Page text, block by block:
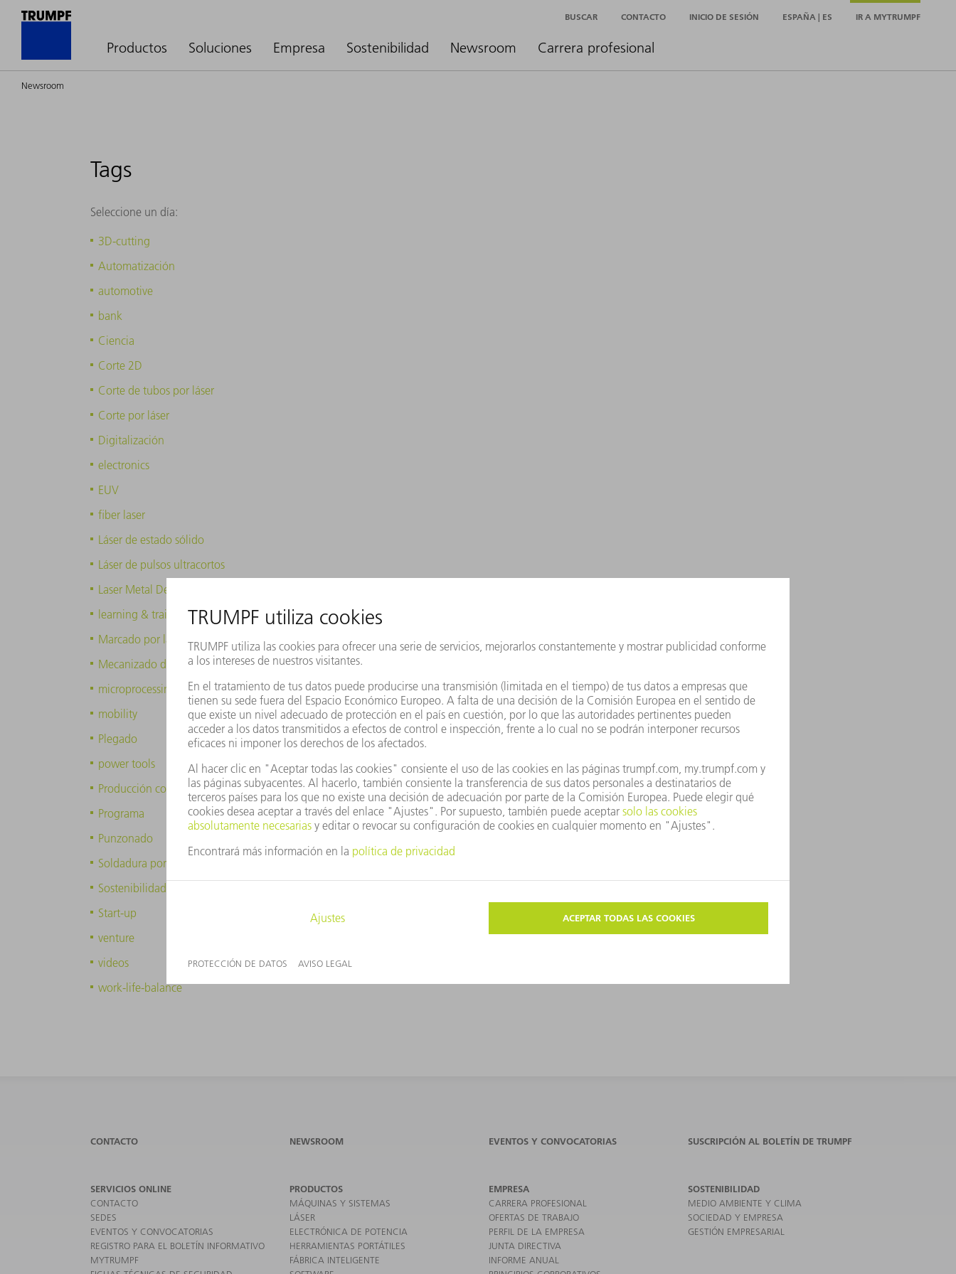
Productos Soluciones Empresa Sostenibilidad Newsroom Carrera profesional
BUSCAR CONTACTO INICIO DE SESIÓN ESPAÑA | ES IR A MYTRUMPF
Newsroom
Tags
Seleccione un día:
3D-cutting
Automatización
automotive
bank
Ciencia
Corte 2D
Corte de tubos por láser
Corte por láser
Digitalización
electronics
EUV
fiber laser
Láser de estado sólido
Láser de pulsos ultracortos
Laser Metal Deposition
learning & training
Marcado por láser
Mecanizado de láser y punzonado
microprocessing
mobility
Plegado
power tools
Producción conectada en red
Programa
Punzonado
Soldadura por láser
Sostenibilidad
Start-up
venture
videos
work-life-balance
CONTACTO NEWSROOM EVENTOS Y CONVOCATORIAS SUSCRIPCIÓN AL BOLETÍN DE TRUMPF
SERVICIOS ONLINE
CONTACTO
SEDES
EVENTOS Y CONVOCATORIAS
REGISTRO PARA EL BOLETÍN INFORMATIVO
MYTRUMPF
PRODUCTOS
MÁQUINAS Y SISTEMAS
LÁSER
ELECTRÓNICA DE POTENCIA
HERRAMIENTAS PORTÁTILES
FÁBRICA INTELIGENTE
EMPRESA
CARRERA PROFESIONAL
OFERTAS DE TRABAJO
PERFIL DE LA EMPRESA
JUNTA DIRECTIVA
INFORME ANUAL
SOSTENIBILIDAD
MEDIO AMBIENTE Y CLIMA
SOCIEDAD Y EMPRESA
GESTIÓN EMPRESARIAL